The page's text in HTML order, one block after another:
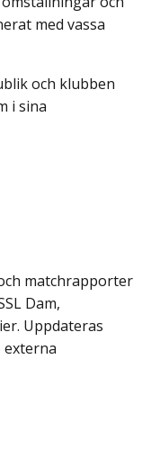
med vassa
och klubben
i sina
matchrapporter
Dam,
Uppdateras
externa